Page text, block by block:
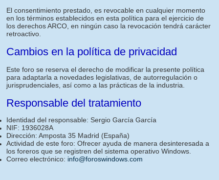
El consentimiento prestado, es revocable en cualquier momento
en los términos establecidos en esta política para el ejercicio de
los derechos ARCO, en ningún caso la revocación tendrá carácter
retroactivo.
Cambios en la política de privacidad
Este foro se reserva el derecho de modificar la presente política
para adaptarla a novedades legislativas, de autorregulación o
jurisprudenciales, así como a las prácticas de la industria.
Responsable del tratamiento
Identidad del responsable: Sergio García García
NIF: 1936028A
Dirección: Amposta 35 Madrid (España)
Actividad de este foro: Ofrecer ayuda de manera desinteresada a
los foreros que se registren del sistema operativo Windows.
Correo electrónico: info@foroswindows.com